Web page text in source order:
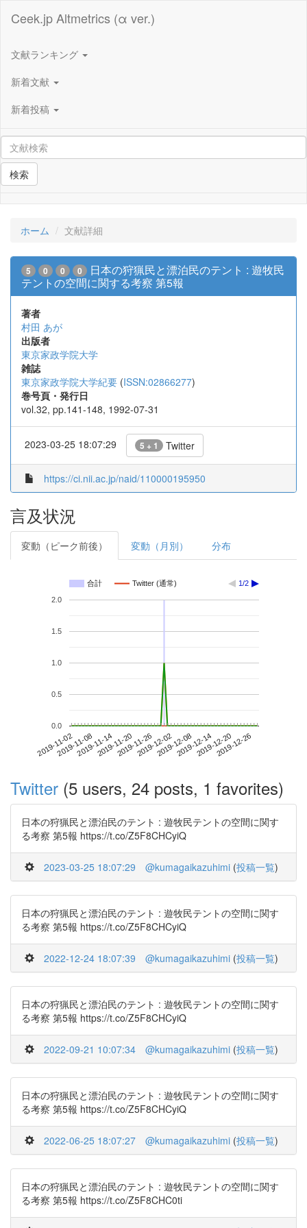
Ceek.jp Altmetrics (α ver.)
文献ランキング
新着文献
新着投稿
検索
ホーム 文献詳細
5 0 0 0
日本の狩猟民と漂泊民のテント : 遊牧民
テントの空間に関する考察 第5報
著者
村田 あが
出版者
東京家政学院大学
雑誌
東京家政学院大学紀要 (ISSN:02866277)
巻号頁・発行日
vol.32, pp.141-148, 1992-07-31
2023-03-25 18:07:29 5 + 1 Twitter
https://ci.nii.ac.jp/naid/110000195950
言及状況
変動（ピーク前後） 変動（月別） 分布
合計 Twitter (通常) 1/2
2019-11-022019-11-082019-11-142019-11-202019-11-262019-12-022019-12-082019-12-142019-12-202019-12-26
0.0
0.5
1.0
1.5
2.0
Twitter (5 users, 24 posts, 1 favorites)
日本の狩猟民と漂泊民のテント : 遊牧民テントの空間に関す
る考察 第5報 https://t.co/Z5F8CHCyiQ
2023-03-25 18:07:29 @kumagaikazuhimi (投稿一覧)
日本の狩猟民と漂泊民のテント : 遊牧民テントの空間に関す
る考察 第5報 https://t.co/Z5F8CHCyiQ
2022-12-24 18:07:39 @kumagaikazuhimi (投稿一覧)
日本の狩猟民と漂泊民のテント : 遊牧民テントの空間に関す
る考察 第5報 https://t.co/Z5F8CHCyiQ
2022-09-21 10:07:34 @kumagaikazuhimi (投稿一覧)
日本の狩猟民と漂泊民のテント : 遊牧民テントの空間に関す
る考察 第5報 https://t.co/Z5F8CHCyiQ
2022-06-25 18:07:27 @kumagaikazuhimi (投稿一覧)
日本の狩猟民と漂泊民のテント : 遊牧民テントの空間に関す
る考察 第5報 https://t.co/Z5F8CHC0ti